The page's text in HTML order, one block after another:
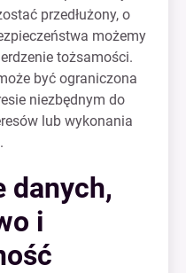
przedłużony, o
możemy
tożsamości.
być ograniczona
niezbędnym do
lub wykonania
danych,
i